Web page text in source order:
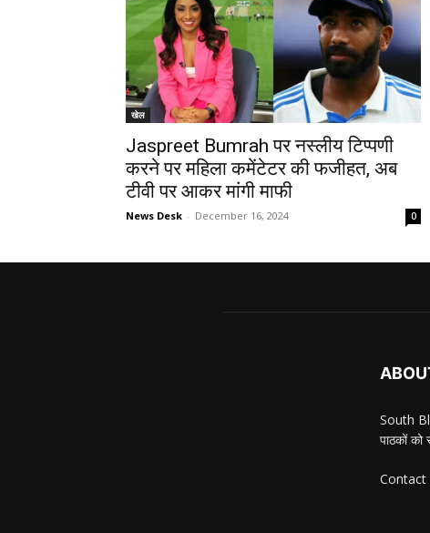
खेल
Jaspreet Bumrah पर नस्लीय टिप्पणी
करने पर महिला कमेंटेटर की फजीहत, अब
टीवी पर आकर मांगी माफी
News Desk - December 16, 2024 0
South
पाठकों को
Contact